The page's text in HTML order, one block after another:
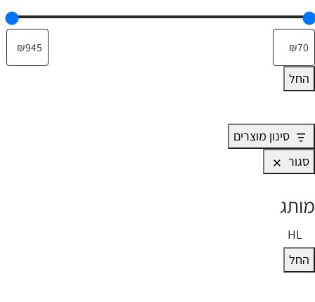
החל
סינון מוצרים
סגור
מותג
מותג
HL
החל